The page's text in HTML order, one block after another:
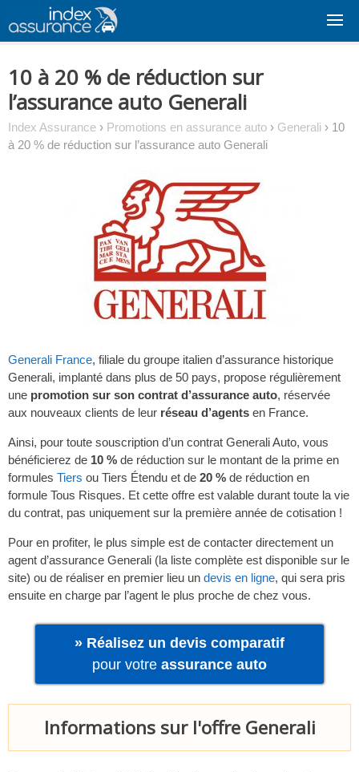
content
10 à 20 % de réduction sur
l’assurance auto Generali
Index Assurance › Promotions en assurance auto › Generali › 10
à 20 % de réduction sur l’assurance auto Generali
Generali France, filiale du groupe italien d’assurance historique
Generali, implanté dans plus de 50 pays, propose régulièrement
une promotion sur son contrat d’assurance auto, réservée
aux nouveaux clients de leur réseau d’agents en France.
Ainsi, pour toute souscription d’un contrat Generali Auto, vous
bénéficierez de 10 % de réduction sur le montant de la prime en
formules Tiers ou Tiers Étendu et de 20 % de réduction en
formule Tous Risques. Et cette offre est valable durant toute la vie
du contrat, pas uniquement sur la première année de cotisation !
Pour en profiter, le plus simple est de contacter directement un
agent d’assurance Generali (la liste complète est disponible sur le
site) ou de réaliser en premier lieu un devis en ligne, qui sera pris
ensuite en charge par l’agent le plus proche de chez vous.
» Réalisez un devis comparatif
pour votre assurance auto
Informations sur l'offre Generali